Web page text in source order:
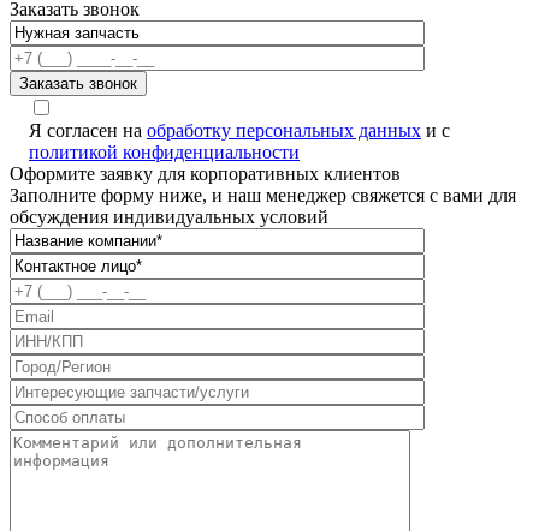
Заказать звонок
Я согласен на обработку персональных данных и с
политикой конфиденциальности
Оформите заявку для корпоративных клиентов
Заполните форму ниже, и наш менеджер свяжется с вами для
обсуждения индивидуальных условий